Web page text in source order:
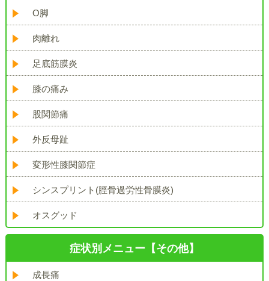
O脚
肉離れ
足底筋膜炎
膝の痛み
股関節痛
外反母趾
変形性膝関節症
シンスプリント(脛骨過労性骨膜炎)
オスグッド
症状別メニュー【その他】
成長痛